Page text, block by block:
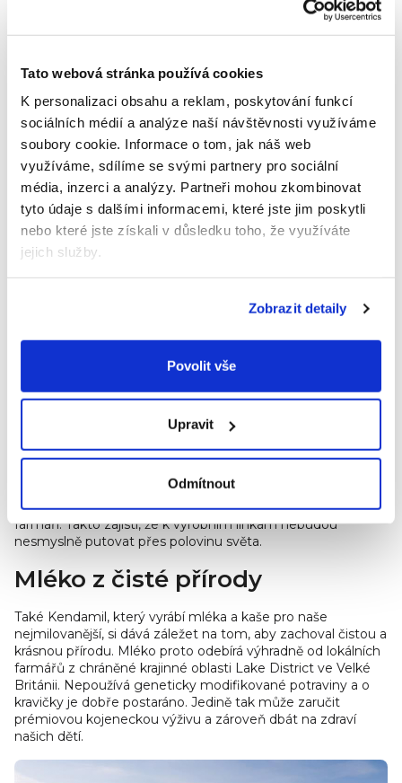
Tato webová stránka používá cookies
K personalizaci obsahu a reklam, poskytování funkcí
sociálních médií a analýze naší návštěvnosti využíváme
soubory cookie. Informace o tom, jak náš web
využíváme, sdílíme se svými partnery pro sociální
média, inzerci a analýzy. Partneři mohou zkombinovat
tyto údaje s dalšími informacemi, které jste jim poskytli
nebo které jste získali v důsledku toho, že využíváte
jejich služby.
Zobrazit detaily
Povolit vše
Upravit
Odmítnout
ekologické výroby rozhodl přispívat také na nápravu škod,
které jiní lidé napáchali. Vymyslel proto sušenky
Citronová zvířátka,BIO Máslová zvířátkaaBIO Máslová
zvířátka polomáčená v hořké čokoládě , z jejichž prodeje
daruje 5 % nadaci GoodPlanet. Ta je využije na záchranu
mořského ekosystému v okolí ostrova Mauricius nebo na
zlepšení životních podmínek slonů v Botswaně. A do této
dobročinné aktivity zapojil i všechny děti a jejich rodiče,
které tyto dobroty mlsají. Protože právě oni můžou
zakoupením sušenek přispívat také.
Snižujeme uhlíkovou stopu
Dětské příkmyPõnn, ovocné kapsičkyMuuti, polévky
Smushie
. Ta do svých výrobků používá výhradě bio
ovoce a zeleninu vypěstovanou ekologicky lokálními
farmáři. Takto zajistí, že k výrobním linkám nebudou
nesmyslně putovat přes polovinu světa.
Mléko z čisté přírody
Také Kendamil, který vyrábí mléka a kaše pro naše
nejmilovanější, si dává záležet na tom, aby zachoval čistou a
krásnou přírodu. Mléko proto odebírá výhradně od lokálních
farmářů z chráněné krajinné oblasti Lake District ve Velké
Británii. Nepoužívá geneticky modifikované potraviny a o
kravičky je dobře postaráno. Jedině tak může zaručit
prémiovou kojeneckou výživu a zároveň dbát na zdraví
našich dětí.